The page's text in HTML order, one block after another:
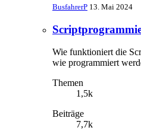
BusfahrerP 13. Mai 2024
Wie funktioniert die
wie programmiert
Themen
1,5k
Beiträge
7,7k